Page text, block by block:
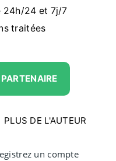
24h/24 et 7j/7
traitées
PLUS DE L'AUTEUR
un compte